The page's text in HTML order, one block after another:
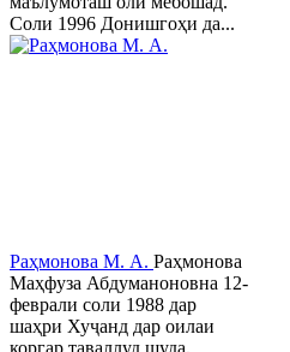
Соли 1996 Донишгоҳи да...
Раҳмонова М. А. Раҳмонова
Маҳфуза Абдуманоновна 12-
феврали соли 1988 дар
шаҳри Хуҷанд дар оилаи
коргар таваллуд шуда,